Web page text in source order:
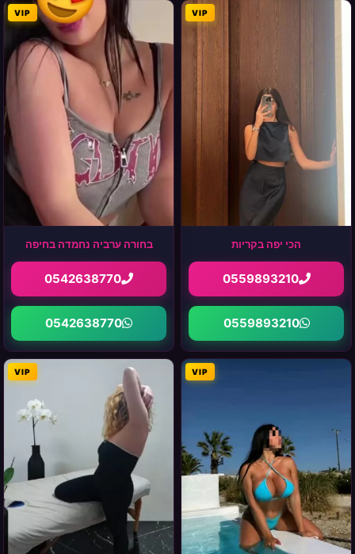
VIP
הכי יפה בקריות
0559893210
0559893210
VIP
בחורה ערביה נחמדה בחיפה
0542638770
0542638770
VIP
VIP